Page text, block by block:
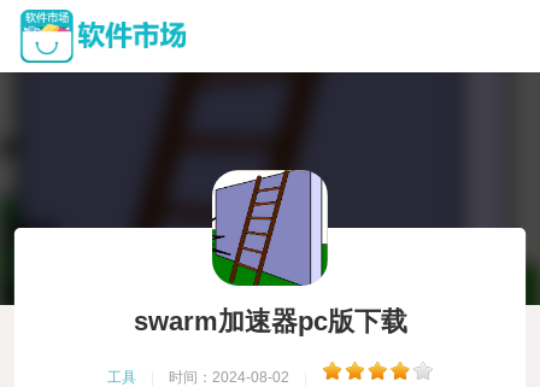
swarm加速器pc版下载
工具 时间：2024-08-02